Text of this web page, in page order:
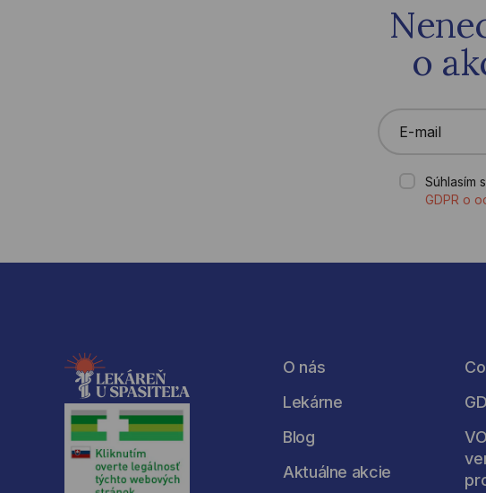
o
E-mail
Súhlasím
GDPR o
O nás
Lekárne
Blog
Aktuálne akcie